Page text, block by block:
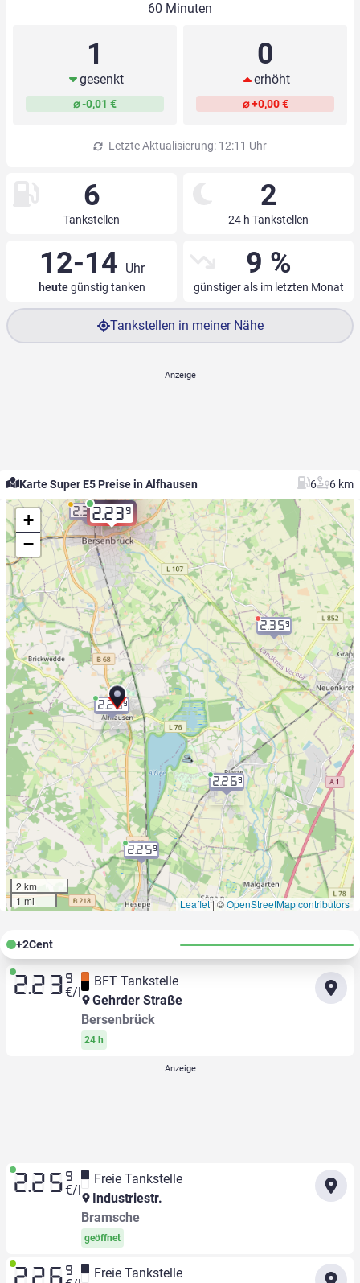
60 Minuten
1
gesenkt
⌀ -0,01 €
0
erhöht
⌀ +0,00 €
Letzte Aktualisierung: 12:11 Uhr
6
Tankstellen
2
24 h Tankstellen
12-14 Uhr
heutegünstig tanken
9 %
günstiger als im letzten Monat
Tankstellen in meiner Nähe
Karte Super E5 Preise in Alfhausen 6 6 km
2.239
2.359
2.319
2.269
2.269
2.259
+
−
2 km
1 mi
Leaflet|©OpenStreetMap contributors
+2Cent
2.23 9
€/l
BFT Tankstelle
Gehrder Straße
Bersenbrück
24 h
2.25 9
€/l
Freie Tankstelle
Industriestr.
Bramsche
geöffnet
2.26 9 Freie Tankstelle